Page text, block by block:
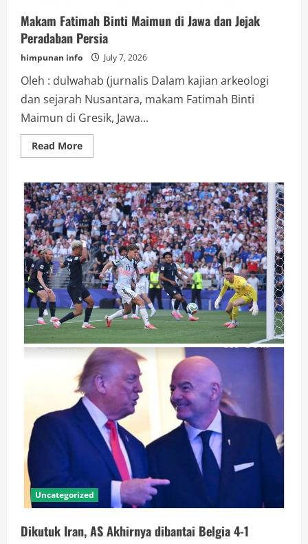
Makam Fatimah Binti Maimun di Jawa dan Jejak
Peradaban Persia
himpunan info July 7, 2026
Oleh : dulwahab (jurnalis Dalam kajian arkeologi
dan sejarah Nusantara, makam Fatimah Binti
Maimun di Gresik, Jawa...
Read MoreRead
more
Fatimah
Binti
Maimun
di
Jawa
dan
Jejak
Peradaban
Persia
Uncategorized
Dikutuk Iran, AS Akhirnya dibantai Belgia 4-1